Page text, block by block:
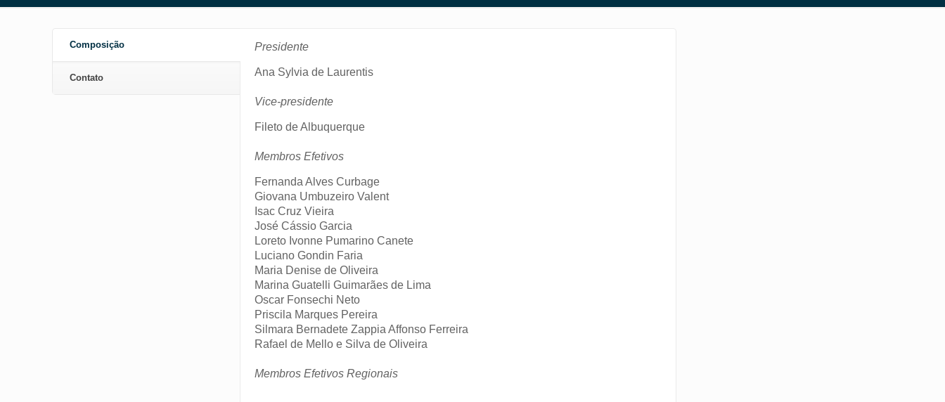
Composição
Contato
Presidente
Ana Sylvia de Laurentis
Vice-presidente
Fileto de Albuquerque
Membros Efetivos
Fernanda Alves Curbage
Giovana Umbuzeiro Valent
Isac Cruz Vieira
José Cássio Garcia
Loreto Ivonne Pumarino Canete
Luciano Gondin Faria
Maria Denise de Oliveira
Marina Guatelli Guimarães de Lima
Oscar Fonsechi Neto
Priscila Marques Pereira
Silmara Bernadete Zappia Affonso Ferreira
Rafael de Mello e Silva de Oliveira
Membros Efetivos Regionais